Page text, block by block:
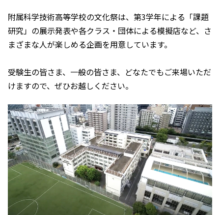
附属科学技術高等学校の文化祭は、第3学年による「課題
研究」の展示発表や各クラス・団体による模擬店など、さ
まざまな人が楽しめる企画を用意しています。
受験生の皆さま、一般の皆さま、どなたでもご来場いただ
けますので、ぜひお越しください。